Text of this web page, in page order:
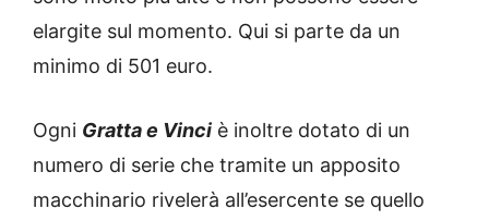
elargite sul momento. Qui si parte da un
minimo di 501 euro.
Ogni Gratta e Vinci è inoltre dotato di un
numero di serie che tramite un apposito
macchinario rivelerà all’esercente se quello